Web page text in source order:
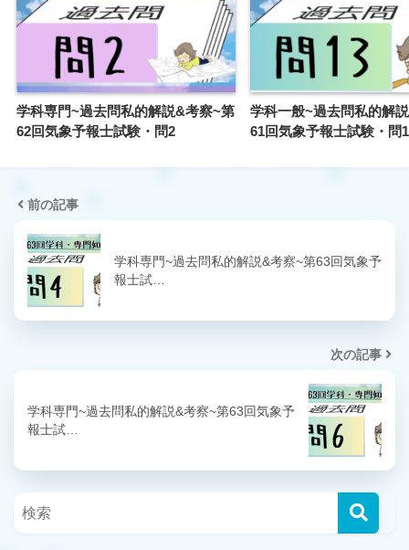
学科専門~過去問私的解説&考察~第
62回気象予報士試験・問2
学科一般~過去問私的解
61回気象予報士試験・問
前の記事
学科専門~過去問私的解説&考察~第63回気象予
報士試…
次の記事
学科専門~過去問私的解説&考察~第63回気象予
報士試…